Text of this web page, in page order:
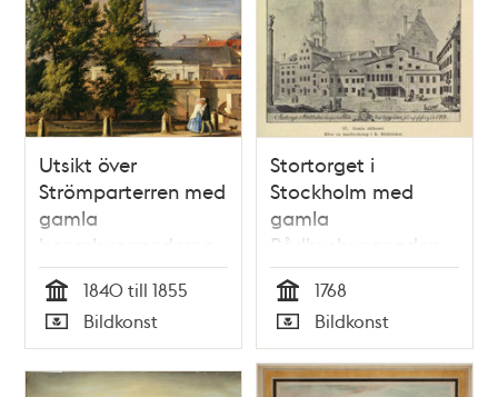
Utsikt över
Strömparterren med
gamla
bazarbyggnaderna
och
Riddarholmskyrkan i
bakgrunden
Tid
1840 till 1855
Typ
Bildkonst
Stortorget i
Stockholm med
gamla
Rådhusbyggnaden
innan dess afrifning
1768
Tid
1768
Typ
Bildkonst